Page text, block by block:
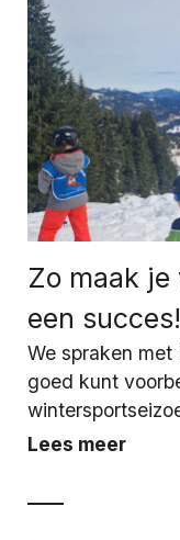
Zo maak
een succes!
We spraken met
goed kunt
Lees meer